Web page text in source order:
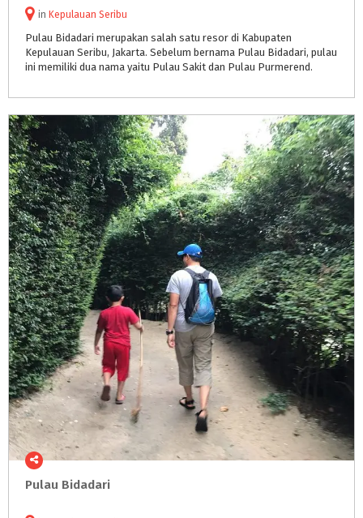
in Kepulauan Seribu
Pulau Bidadari merupakan salah satu resor di Kabupaten
Kepulauan Seribu, Jakarta. Sebelum bernama Pulau Bidadari, pulau
ini memiliki dua nama yaitu Pulau Sakit dan Pulau Purmerend.
Pulau Bidadari